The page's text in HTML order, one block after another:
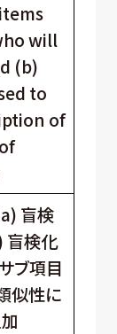
will
(b)
to
of
盲検
盲検化
ブ項目
似性に